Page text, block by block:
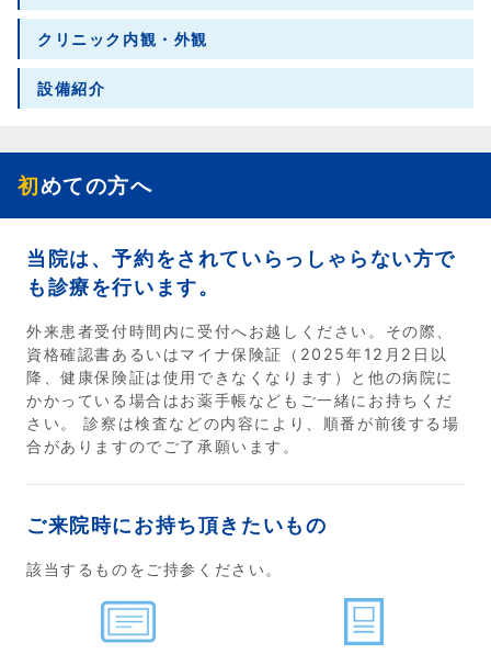
クリニック内観・外観
設備紹介
初めての方へ
当院は、予約をされていらっしゃらない方で
も診療を行います。
外来患者受付時間内に受付へお越しください。その際、
資格確認書あるいはマイナ保険証（2025年12月2日以
降、健康保険証は使用できなくなります）と他の病院に
かかっている場合はお薬手帳などもご一緒にお持ちくだ
さい。 診察は検査などの内容により、順番が前後する場
合がありますのでご了承願います。
ご来院時にお持ち頂きたいもの
該当するものをご持参ください。